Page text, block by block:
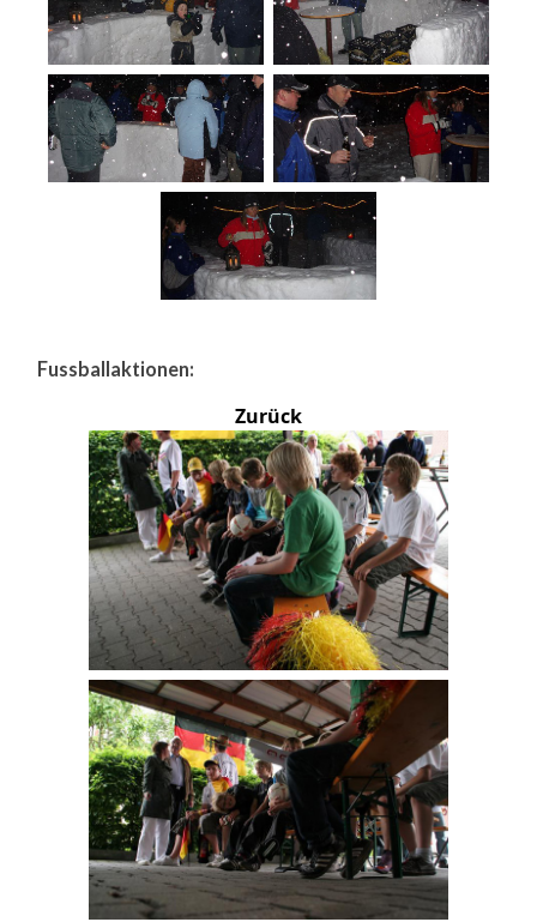
Fussballaktionen:
Zurück